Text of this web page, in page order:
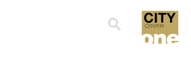
Search
for: